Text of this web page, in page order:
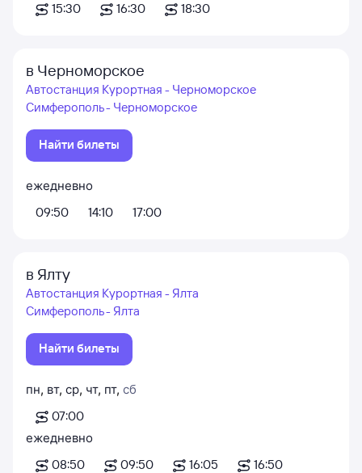
15:30
16:30 18:30
в Черноморское
Автостанция Курортная - Черноморское
Симферополь - Черноморское
Найти билеты
ежедневно
09:50
14:10 17:00
в Ялту
Автостанция Курортная - Ялта
Симферополь - Ялта
Найти билеты
пн, вт, ср, чт, пт, сб
07:00
ежедневно
08:50
09:50 16:05 16:50